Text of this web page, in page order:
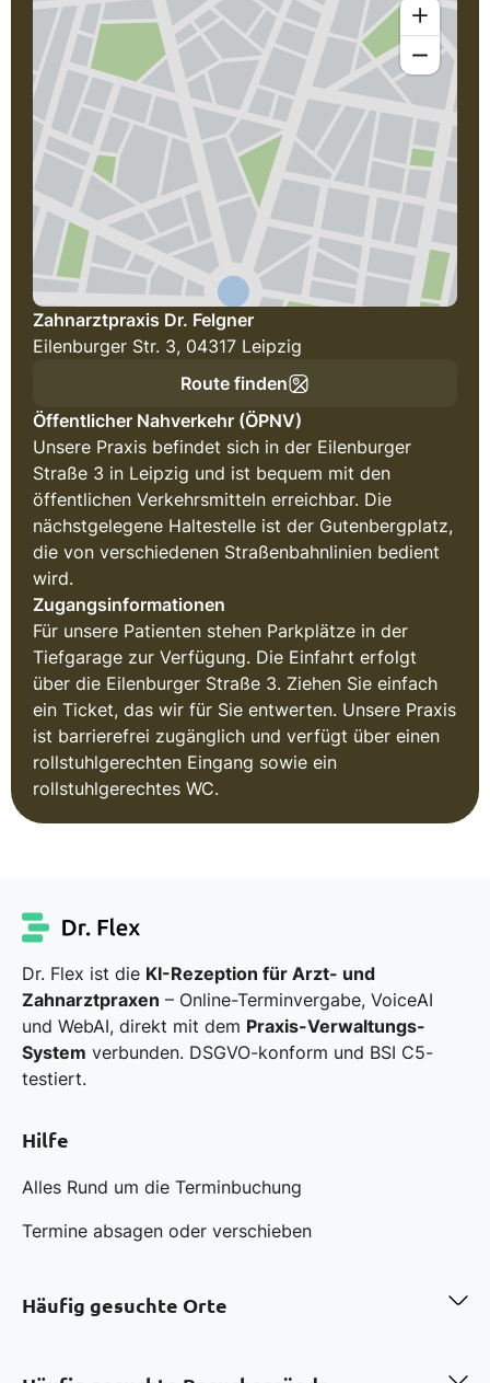
Zahnarztpraxis Dr. Felgner
Eilenburger Str. 3, 04317 Leipzig
Route finden
Öffentlicher Nahverkehr (ÖPNV)
Unsere Praxis befindet sich in der Eilenburger
Straße 3 in Leipzig und ist bequem mit den
öffentlichen Verkehrsmitteln erreichbar. Die
nächstgelegene Haltestelle ist der Gutenbergplatz,
die von verschiedenen Straßenbahnlinien bedient
wird.
Zugangsinformationen
Für unsere Patienten stehen Parkplätze in der
Tiefgarage zur Verfügung. Die Einfahrt erfolgt
über die Eilenburger Straße 3. Ziehen Sie einfach
ein Ticket, das wir für Sie entwerten. Unsere Praxis
ist barrierefrei zugänglich und verfügt über einen
rollstuhlgerechten Eingang sowie ein
rollstuhlgerechtes WC.
Dr. Flex ist die KI-Rezeption für Arzt- und
Zahnarztpraxen – Online-Terminvergabe, VoiceAI
und WebAI, direkt mit dem Praxis-Verwaltungs-
System verbunden. DSGVO-konform und BSI C5-
testiert.
Hilfe
Alles Rund um die Terminbuchung
Termine absagen oder verschieben
Häufig gesuchte Orte
Zahnarzt in Hamburg